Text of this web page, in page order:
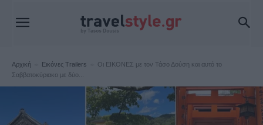
Αρχική Εικόνες Trailers
Οι ΕΙΚΟΝΕΣ με τον Τάσο Δούση και αυτό το
Σαββατοκύριακο με δύο...